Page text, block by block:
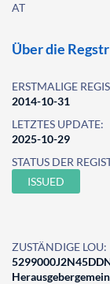
AT
Über die
ERSTMALIGE
2014-10-31
LETZTES UPDATE:
2025-10-29
STATUS DER
ISSUED
ZUSTÄNDIGE LOU: